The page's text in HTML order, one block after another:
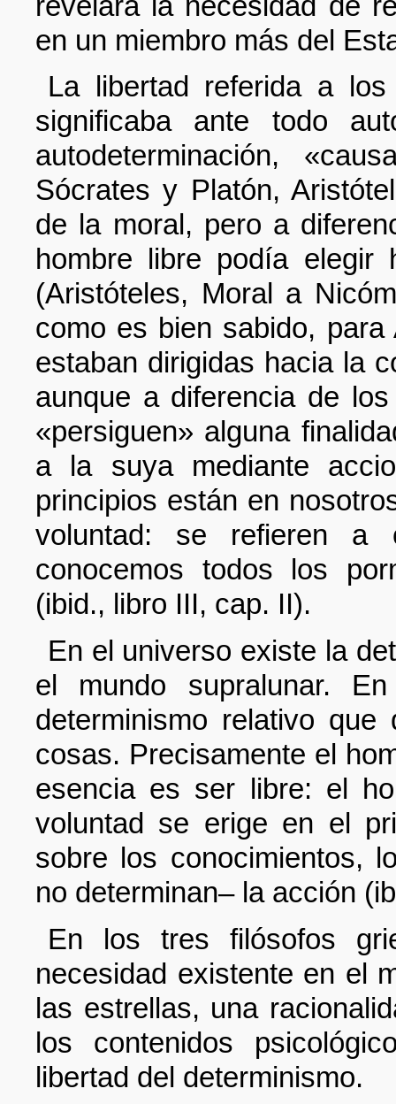
en un miembro más del
La libertad referida a
significaba ante todo
autodeterminación,
Sócrates y Platón,
de la moral, pero a
hombre libre podía
(Aristóteles, Moral a
como es bien sabido,
estaban dirigidas hacia la
aunque a diferencia de
«persiguen» alguna
a la suya mediante
principios están en
voluntad: se refieren a
conocemos todos los
(ibid., libro III, cap. II).
En el universo existe la
el mundo supralunar.
determinismo relativo
cosas. Precisamente el
esencia es ser libre: el
voluntad se erige en el
sobre los conocimientos,
no determinan– la acción
En los tres filósofos
necesidad existente en el
las estrellas, una
los contenidos
libertad del determinismo.